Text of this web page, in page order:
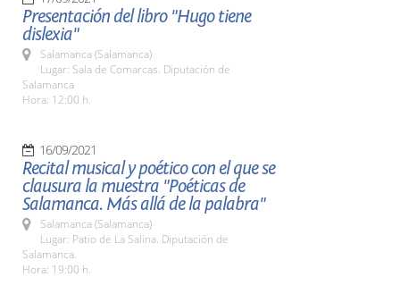
Presentación del libro "Hugo tiene
dislexia"
Salamanca (Salamanca)
Lugar: Sala de Comarcas. Diputación de
Salamanca
Hora: 12:00 h.
16/09/2021
Recital musical y poético con el que se
clausura la muestra "Poéticas de
Salamanca. Más allá de la palabra"
Salamanca (Salamanca)
Lugar: Patio de La Salina. Diputación de
Salamanca.
Hora: 19:00 h.